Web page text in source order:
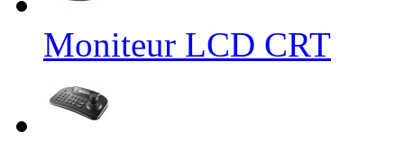
Moniteur LCD CRT